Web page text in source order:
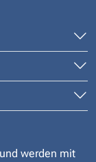
werden mit